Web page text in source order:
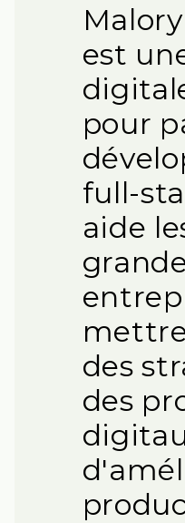
est
pour
full-
aide
des
des